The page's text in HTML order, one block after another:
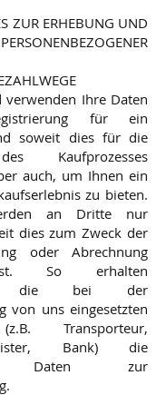
ZUR ERHEBUNG UND
Ihre Daten
für ein
soweit dies für die
Kaufprozesses
auch, um Ihnen ein
zu bieten.
an Dritte nur
dies zum Zweck der
oder Abrechnung
So erhalten
die bei der
von uns eingesetzten
Transporteur,
Bank) die
Daten zur